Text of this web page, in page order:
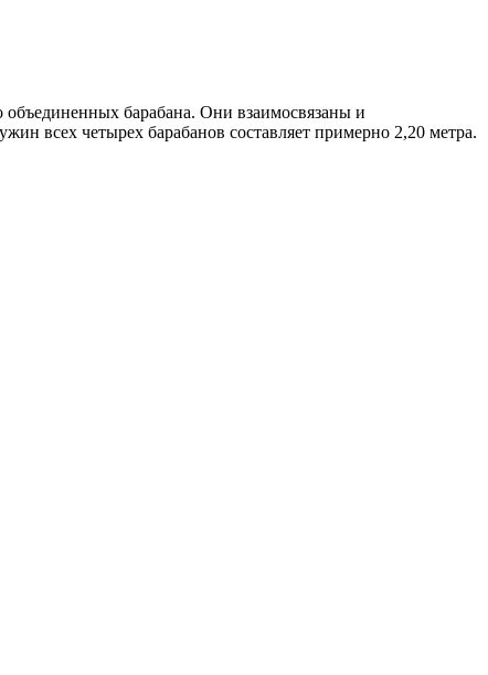
барабана. Они взаимосвязаны и
всех четырех барабанов составляет примерно 2,20 метра.